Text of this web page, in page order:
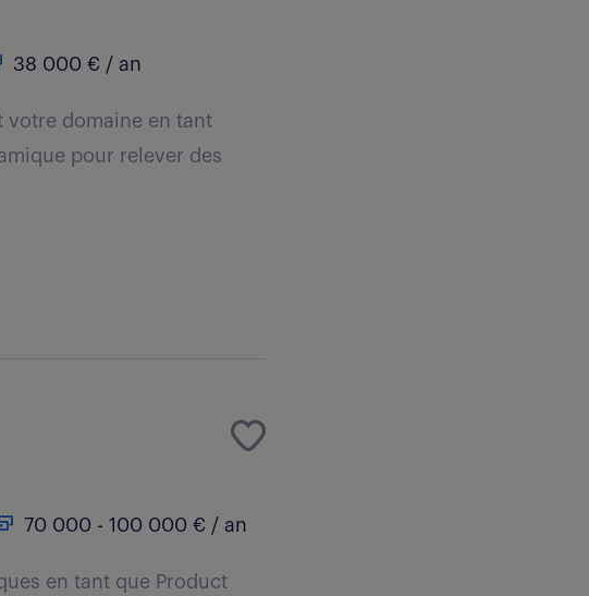
38 000 € / an
votre domaine en tant
pour relever des
70 000 - 100 000 € / an
en tant que Product